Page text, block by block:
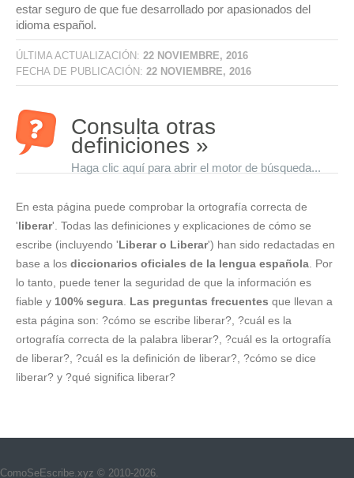
estar seguro de que fue desarrollado por apasionados del
idioma español.
ÚLTIMA ACTUALIZACIÓN: 22 NOVIEMBRE, 2016
FECHA DE PUBLICACIÓN: 22 NOVIEMBRE, 2016
Consulta otras
definiciones »
Haga clic aquí para abrir el motor de búsqueda...
En esta página puede comprobar la ortografía correcta de
'liberar'. Todas las definiciones y explicaciones de cómo se
escribe (incluyendo 'Liberar o Liberar') han sido redactadas en
base a los diccionarios oficiales de la lengua española . Por
lo tanto, puede tener la seguridad de que la información es
fiable y 100% segura Las preguntas frecuentes que llevan a
esta página son: ?cómo se escribe liberar?, ?cuál es la
ortografía correcta de la palabra liberar?, ?cuál es la ortografía
de liberar?, ?cuál es la definición de liberar?, ?cómo se dice
liberar? y ?qué significa liberar?
ComoSeEscribe.xyz © 2010-2026.